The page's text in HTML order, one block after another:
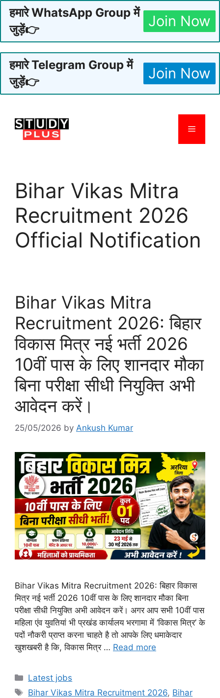
हमारे WhatsApp Group में
जुड़ें👉
Join Now
हमारे Telegram Group में
जुड़ें👉
Join Now
content
Menu
Bihar Vikas Mitra
Recruitment 2026
Official Notification
Bihar Vikas Mitra
Recruitment 2026: बिहार
विकास मित्र नई भर्ती 2026
10वीं पास के लिए शानदार मौका
बिना परीक्षा सीधी नियुक्ति अभी
आवेदन करें।
25/05/2026 by Ankush Kumar
Bihar Vikas Mitra Recruitment 2026: बिहार विकास
मित्र नई भर्ती 2026 10वीं पास के लिए शानदार मौका बिना
परीक्षा सीधी नियुक्ति अभी आवेदन करें। अगर आप सभी 10वीं पास
महिला एंव युवतियां भी प्रखंड कार्यालय भरगामा में ‘विकास मित्र’ के
पदों नौकरी प्राप्त करना चाहते है तो आपके लिए धमाकेदार
खुशखबरी है कि, विकास मित्र … Read more
Categories
Latest jobs
Tags
Bihar Vikas Mitra Recruitment 2026, Bihar